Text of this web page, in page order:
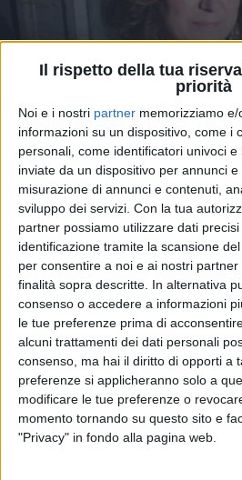
Il rispetto della tua
priorità
Noi e i nostri partner memorizziamo
informazioni su un dispositivo, come i
personali, come identificatori univoci
inviate da un dispositivo per annunci e
misurazione di annunci e contenuti,
sviluppo dei servizi. Con la tua
partner possiamo utilizzare dati
identificazione tramite la scansione
per consentire a noi e ai nostri
finalità sopra descritte. In alternativa
consenso o accedere a informazioni
le tue preferenze prima di
alcuni trattamenti dei dati personali
consenso, ma hai il diritto di opporti a
preferenze si applicheranno solo a
modificare le tue preferenze o
momento tornando su questo sito e
"Privacy" in fondo alla pagina web.
05 set 2019
Laura Delli Colli ricorda la
di Morricone per
E’ la presidentessa di giuria di
Award
Chi siamo